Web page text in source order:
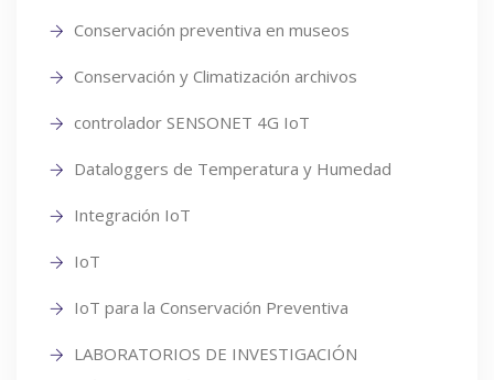
Conservación preventiva en museos
Conservación y Climatización archivos
controlador SENSONET 4G IoT
Dataloggers de Temperatura y Humedad
Integración IoT
IoT
IoT para la Conservación Preventiva
LABORATORIOS DE INVESTIGACIÓN